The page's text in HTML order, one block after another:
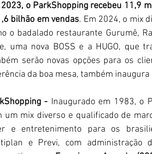
o ParkShopping recebeu 11,9
bilhão em vendas. Em 2024, o mix
o badalado restaurante Gurumê,
uma nova BOSS e a HUGO, que
serão novas opções para os
da boa mesa, também
- Inaugurado em 1983, o
um mix diverso e qualificado de
e entretenimento para os
e Previ, com